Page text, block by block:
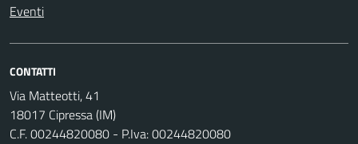
Eventi
CONTATTI
Via Matteotti, 41
18017 Cipressa (IM)
C.F. 00244820080 - P.Iva: 00244820080